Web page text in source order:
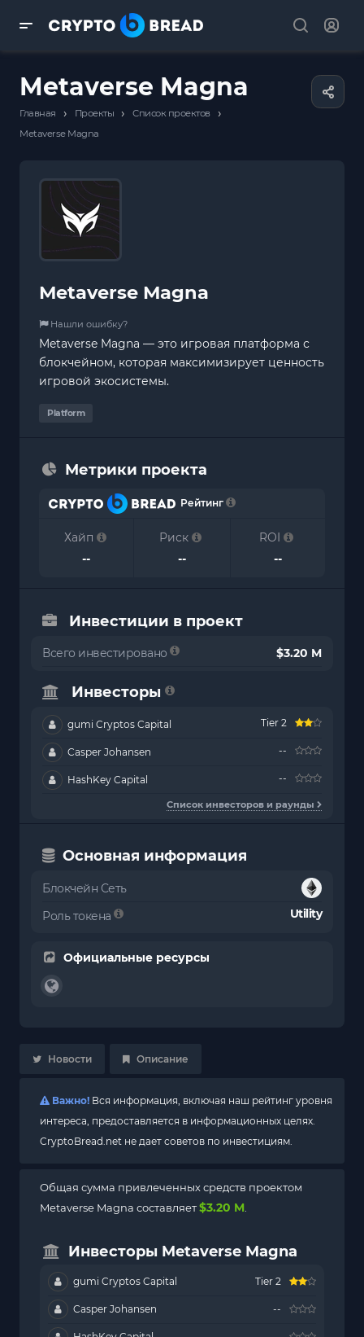
Metaverse Magna
Главная › Проекты › Список проектов ›
Metaverse Magna
Metaverse Magna
Нашли ошибку?
Metaverse Magna — это игровая платформа с
блокчейном, которая максимизирует ценность
игровой экосистемы.
Platform
Метрики проекта
Рейтинг
Хайп
--
Риск
--
ROI
--
Инвестиции в проект
Всего инвестировано $3.20 M
Инвесторы
gumi Cryptos Capital Tier 2
Casper Johansen --
HashKey Capital --
Список инвесторов и раунды
Основная информация
Блокчейн Сеть
Роль токена
Utility
Официальные ресурсы
Новости Описание
Важно! Вся информация, включая наш рейтинг уровня
интереса, предоставляется в информационных целях.
CryptoBread.net не дает советов по инвестициям.
Общая сумма привлеченных средств проектом
Metaverse Magna составляет$3.20 M.
Инвесторы Metaverse Magna
gumi Cryptos Capital Tier 2
Casper Johansen --